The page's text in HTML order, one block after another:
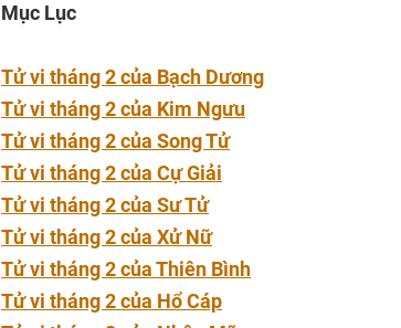
Mục Lục
Tử vi tháng 2 của Bạch Dương
Tử vi tháng 2 của Kim Ngưu
Tử vi tháng 2 của Song Tử
Tử vi tháng 2 của Cự Giải
Tử vi tháng 2 của Sư Tử
Tử vi tháng 2 của Xử Nữ
Tử vi tháng 2 của Thiên Bình
Tử vi tháng 2 của Hổ Cáp